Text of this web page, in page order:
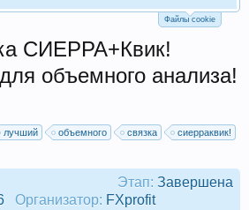
Файлы cookie
СИЕРРА+Квик!
объемного анализа!
лучший объемного связка
сиерраквик!
Этап: Завершена
Организатор: FXprofit